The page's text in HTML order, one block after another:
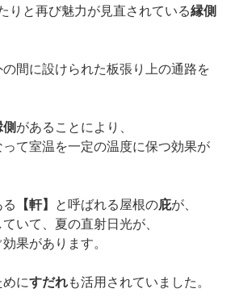
りと再び魅力が見直されている縁側
間に設けられた板張り上の通路を
があることにより、
て室温を一定の温度に保つ効果が
【軒】 と呼ばれる屋根の庇が、
いて、夏の直射日光が、
果があります。
にすだれも活用されていました。